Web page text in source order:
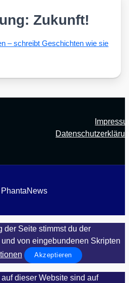
Zukunft!
– schreibt Geschich­ten wie sie
der Seite stimmst du der
von eingebundenen Skripten
Akzeptieren
dieser Website sind auf